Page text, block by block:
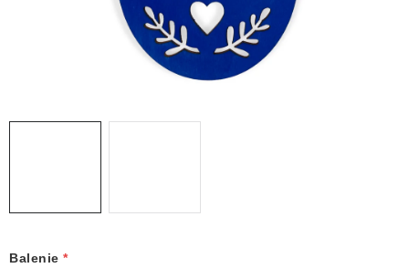
TIPY NA TVORENIE
Balenie